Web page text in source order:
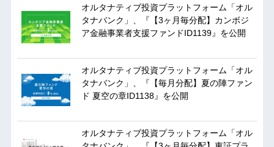
オルタナティブ投資プラットフォーム「オル
タナバンク」、『【3ヶ月毎分配】カンボジ
ア金融事業者支援ファンドID1139』を公開
オルタナティブ投資プラットフォーム「オル
タナバンク」、『【毎月分配】夏の陣ファン
ド 夏空の章ID1138』を公開
オルタナティブ投資プラットフォーム「オル